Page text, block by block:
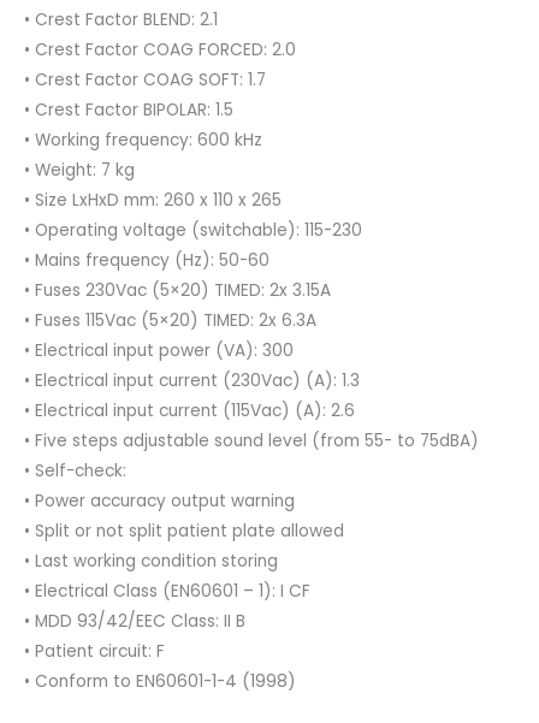
• Crest Factor BLEND: 2.1
• Crest Factor COAG FORCED: 2.0
• Crest Factor COAG SOFT: 1.7
• Crest Factor BIPOLAR: 1.5
• Working frequency: 600 kHz
• Weight: 7 kg
• Size LxHxD mm: 260 x 110 x 265
• Operating voltage (switchable): 115-230
• Mains frequency (Hz): 50-60
• Fuses 230Vac (5×20) TIMED: 2x 3.15A
• Fuses 115Vac (5×20) TIMED: 2x 6.3A
• Electrical input power (VA): 300
• Electrical input current (230Vac) (A): 1.3
• Electrical input current (115Vac) (A): 2.6
• Five steps adjustable sound level (from 55- to 75dBA)
• Self-check:
• Power accuracy output warning
• Split or not split patient plate allowed
• Last working condition storing
• Electrical Class (EN60601 – 1): I CF
• MDD 93/42/EEC Class: II B
• Patient circuit: F
• Conform to EN60601-1-4 (1998)